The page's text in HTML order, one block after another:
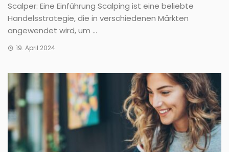
Scalper: Eine Einführung Scalping ist eine beliebte
Handelsstrategie, die in verschiedenen Märkten
angewendet wird, um ...
19. April 2024